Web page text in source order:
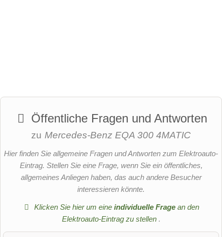
Öffentliche Fragen und Antworten
zu Mercedes-Benz EQA 300 4MATIC
Hier finden Sie allgemeine Fragen und Antworten zum Elektroauto-
Eintrag. Stellen Sie eine Frage, wenn Sie ein öffentliches,
allgemeines Anliegen haben, das auch andere Besucher
interessieren könnte.
Klicken Sie hier um eineindividuelle Frage an den
Elektroauto-Eintrag zu stellen .